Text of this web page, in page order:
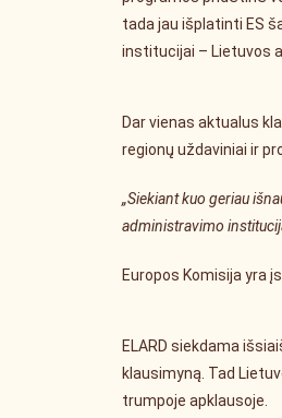
tada jau išplatinti ES
institucijai – Lietuvos
Dar vienas aktualus
regionų uždaviniai ir
„Siekiant kuo geriau
administravimo
Europos Komisija yra
ELARD siekdama
klausimyną. Tad
trumpoje apklausoje.